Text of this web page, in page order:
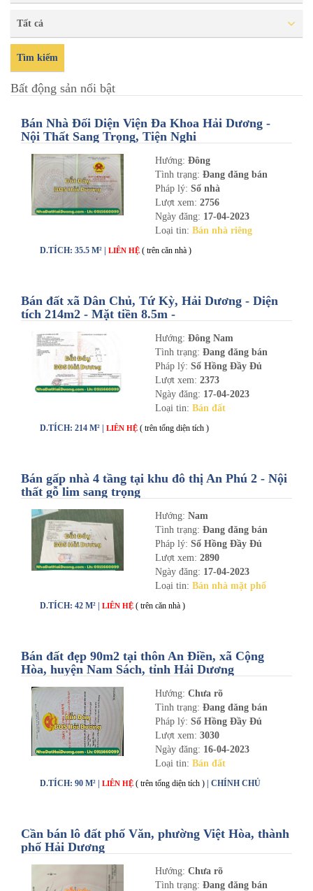
Tất cả
Tìm kiếm
Bất động sản nổi bật
Bán Nhà Đối Diện Viện Đa Khoa Hải Dương -
Nội Thất Sang Trọng, Tiện Nghi
Hướng: Đông
Tình trạng: Đang đăng bán
Pháp lý: Sổ nhà
Lượt xem: 2756
Ngày đăng: 17-04-2023
Loại tin: Bán nhà riêng
D.TÍCH: 35.5 M² | LIÊN HỆ ( trên căn nhà )
Bán đất xã Dân Chủ, Tứ Kỳ, Hải Dương - Diện
tích 214m2 - Mặt tiền 8.5m -
Hướng: Đông Nam
Tình trạng: Đang đăng bán
Pháp lý: Sổ Hồng Đầy Đủ
Lượt xem: 2373
Ngày đăng: 17-04-2023
Loại tin: Bán đất
D.TÍCH: 214 M² | LIÊN HỆ ( trên tổng diện tích )
Bán gấp nhà 4 tầng tại khu đô thị An Phú 2 - Nội
thất gỗ lim sang trọng
Hướng: Nam
Tình trạng: Đang đăng bán
Pháp lý: Sổ Hồng Đầy Đủ
Lượt xem: 2890
Ngày đăng: 17-04-2023
Loại tin: Bán nhà mặt phố
D.TÍCH: 42 M² | LIÊN HỆ ( trên căn nhà )
Bán đất đẹp 90m2 tại thôn An Điền, xã Cộng
Hòa, huyện Nam Sách, tỉnh Hải Dương
Hướng: Chưa rõ
Tình trạng: Đang đăng bán
Pháp lý: Sổ Hồng Đầy Đủ
Lượt xem: 3030
Ngày đăng: 16-04-2023
Loại tin: Bán đất
D.TÍCH: 90 M² | LIÊN HỆ ( trên tổng diện tích ) | CHÍNH CHỦ
Cần bán lô đất phố Văn, phường Việt Hòa, thành
phố Hải Dương
Hướng: Chưa rõ
Tình trạng: Đang đăng bán